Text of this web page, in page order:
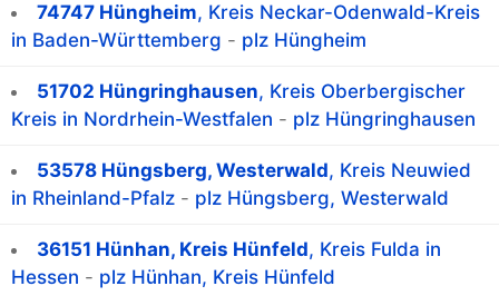
74747 Hüngheim, Kreis Neckar-Odenwald-Kreis
in Baden-Württemberg - plz Hüngheim
51702 Hüngringhausen, Kreis Oberbergischer
Kreis in Nordrhein-Westfalen - plz Hüngringhausen
53578 Hüngsberg, Westerwald, Kreis Neuwied
in Rheinland-Pfalz - plz Hüngsberg, Westerwald
36151 Hünhan, Kreis Hünfeld, Kreis Fulda in
Hessen - plz Hünhan, Kreis Hünfeld